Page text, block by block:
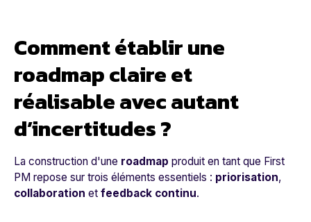
Comment établir une
roadmap claire et
réalisable avec autant
d’incertitudes ?
La construction d'une roadmap produit en tant que First
PM repose sur trois éléments essentiels : priorisation,
collaboration et feedback continu.